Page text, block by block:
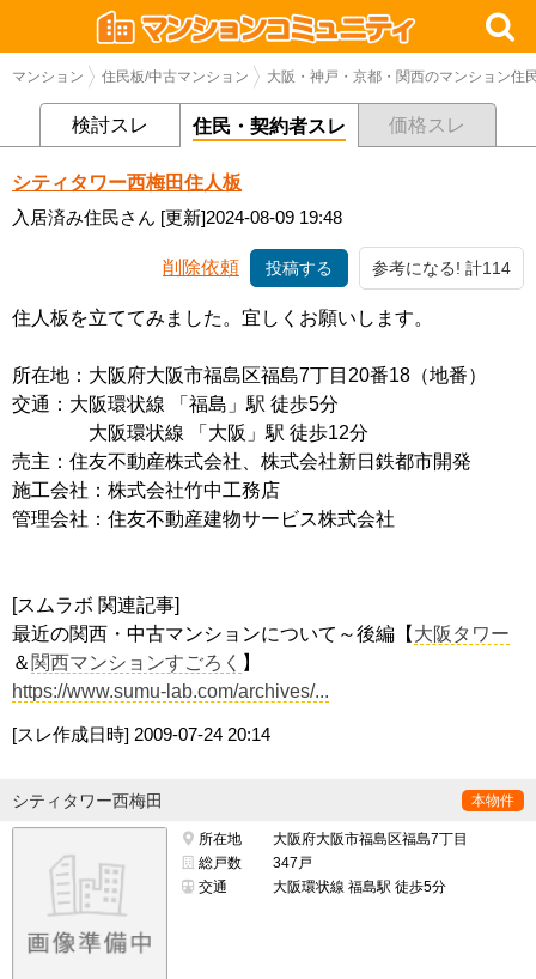
マンション 住民板/中古マンション 大阪・神戸・京都・関西のマンション住
検討スレ 住民・契約者スレ 価格スレ
シティタワー西梅田住人板
入居済み住民さん [更新]2024-08-09 19:48
削除依頼 投稿する 参考になる! 計114
住人板を立ててみました。宜しくお願いします。
所在地：大阪府大阪市福島区福島7丁目20番18（地番）
交通：大阪環状線 「福島」駅 徒歩5分
大阪環状線 「大阪」駅 徒歩12分
売主：住友不動産株式会社、株式会社新日鉄都市開発
施工会社：株式会社竹中工務店
管理会社：住友不動産建物サービス株式会社
[スムラボ 関連記事]
最近の関西・中古マンションについて～後編【 大阪タワー
＆ 関西マンションすごろく 】
https://www.sumu-lab.com/archives/...
[スレ作成日時] 2009-07-24 20:14
シティタワー西梅田 本物件
所在地
大阪府大阪市福島区福島7丁目
総戸数
347戸
交通
大阪環状線 福島駅 徒歩5分